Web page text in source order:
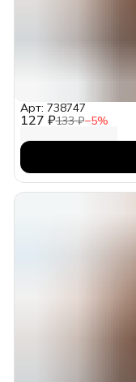
127 ₽133 ₽−5%
Арт: 738747